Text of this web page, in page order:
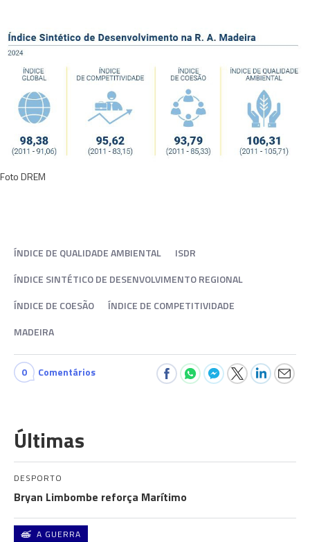
Foto DREM
ÍNDICE DE QUALIDADE AMBIENTAL
ISDR
ÍNDICE SINTÉTICO DE DESENVOLVIMENTO REGIONAL
ÍNDICE DE COESÃO
ÍNDICE DE COMPETITIVIDADE
MADEIRA
0 Comentários
Últimas
DESPORTO
Bryan Limbombe reforça Marítimo
A GUERRA